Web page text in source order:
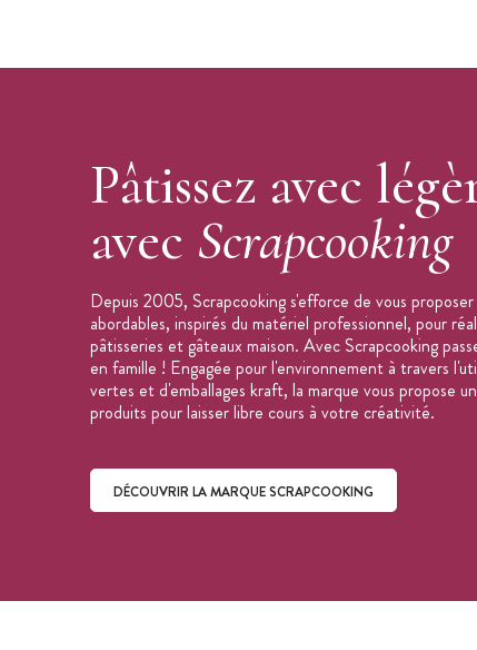
Pâtissez avec
avec Scrapcooking
Depuis 2005, Scrapcooking s'efforce de vous
abordables, inspirés du matériel professionnel, pour
pâtisseries et gâteaux maison. Avec Scrapcooking
en famille ! Engagée pour l'environnement à travers
vertes et d'emballages kraft, la marque vous propose
produits pour laisser libre cours à votre créativité.
DÉCOUVRIR LA MARQUE SCRAPCOOKING